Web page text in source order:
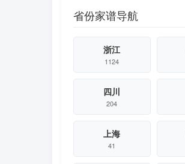
省份家谱导航
浙江
1124
四川
204
上海
41